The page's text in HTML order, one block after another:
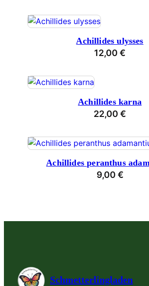
Achillides ulysses
12,00 €
Achillides karna
22,00 €
Achillides peranthus
9,00 €
Schmetterlingladen